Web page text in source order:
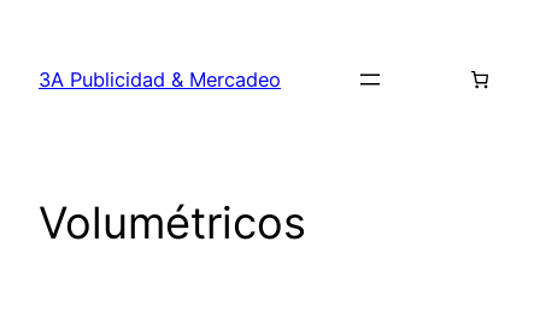
contenido
3A Publicidad & Mercadeo
Volumétricos